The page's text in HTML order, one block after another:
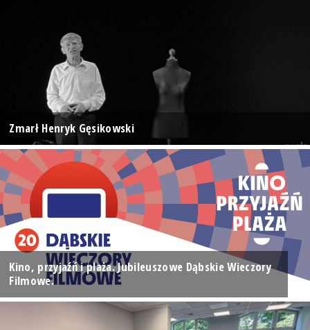
Zmarł Henryk Gęsikowski
Kino, przyjaźń i plaża. Jubileuszowe Dąbskie Wieczory
Filmowe.